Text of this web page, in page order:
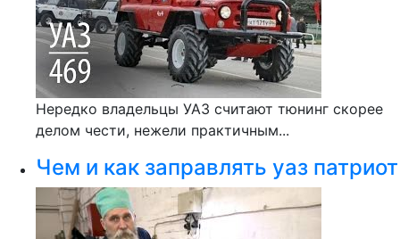
Нередко владельцы УАЗ считают тюнинг скорее
делом чести, нежели практичным...
Чем и как заправлять уаз патриот